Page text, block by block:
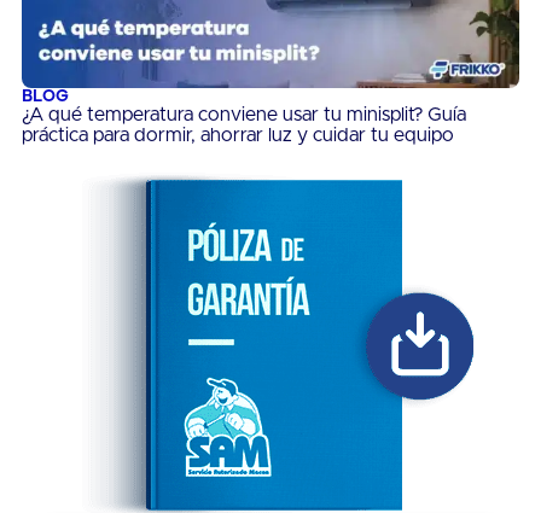
BLOG
¿A qué temperatura conviene usar tu minisplit? Guía
práctica para dormir, ahorrar luz y cuidar tu equipo